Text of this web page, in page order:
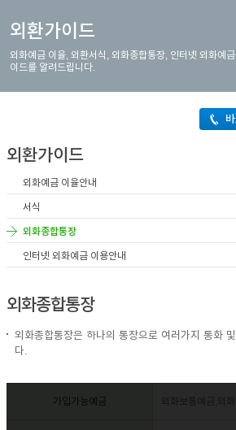
외환가이드
외화예금 이율, 외환서식, 외화종합통장, 인터넷 외화예
이드를 알려드립니다.
외환가이드
외화예금 이율안내
서식
외화종합통장
인터넷 외화예금 이용안내
외화종합통장
외화종합통장은 하나의 통장으로 여러가지 통화
다.
가입가능예금 외화보통예금,외